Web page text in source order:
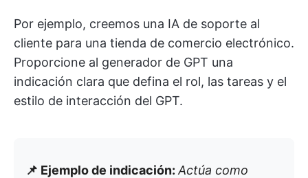
Por ejemplo, creemos una IA de soporte al
cliente para una tienda de comercio electrónico.
Proporcione al generador de GPT una
indicación clara que defina el rol, las tareas y el
estilo de interacción del GPT.
📌 Ejemplo de indicación: Actúa como